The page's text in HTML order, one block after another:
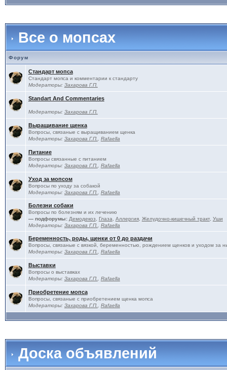
Все о мопсах
Форум
Стандарт мопса
Стандарт мопса и комментарии к стандарту
Модераторы: Захарова Г.П.
Standart And Commentaries
Модераторы: Захарова Г.П.
Выращивание щенка
Вопросы, связаные с выращиванием щенка
Модераторы: Захарова Г.П. Rafaella
Питание
Вопросы связанные с питанием
Модераторы: Захарова Г.П. Rafaella
Уход за мопсом
Вопросы по уходу за собакой
Модераторы: Захарова Г.П. Rafaella
Болезни собаки
Вопросы по болезням и их лечению
— подфорумы: Демодекоз Глаза Аллергия, Желудочно-кишечный тракт, Уши
Модераторы: Захарова Г.П. Rafaella
Беременность, роды, щенки от 0 до раздачи
Вопросы, связаные с вязкой, беременностью, рождением щенков и уходом за
Модераторы: Захарова Г.П. Rafaella
Выставки
Вопросы о выставках
Модераторы: Захарова Г.П. Rafaella
Приобретение мопса
Вопросы, связаные с приобретением щенка мопса
Модераторы: Захарова Г.П. Rafaella
Доска объявлений